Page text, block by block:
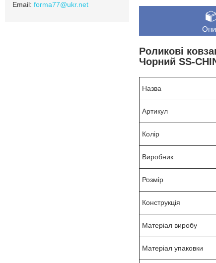
Роликові
Чорний SS-
Назва
Артикул
Колір
Виробник
Розмір
Конструкція
Матеріал виробу
Матеріал упаковки
forma77@ukr.net